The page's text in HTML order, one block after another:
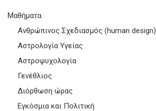
Μαθήματα
Ανθρώπινος Σχεδιασμός (human design)
Αστρολογία Υγείας
Αστροψυχολογία
Γενέθλιος
Διόρθωση ώρας
Εγκόσμια και Πολιτική